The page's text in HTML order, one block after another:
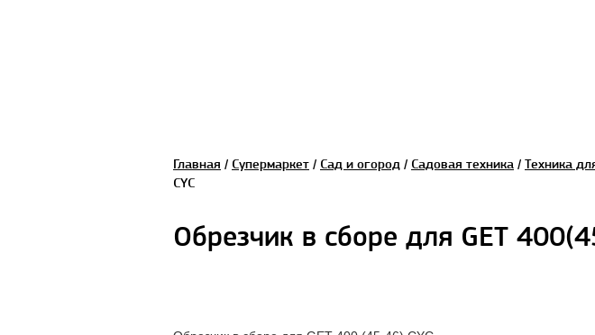
Главная / Супермаркет / Сад и огород / Садовая техника / Техника
СYC
Обрезчик в сборе для GET